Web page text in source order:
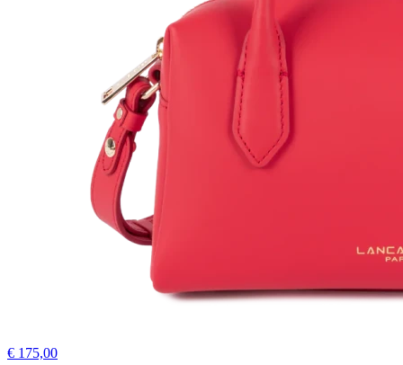
€ 175,00